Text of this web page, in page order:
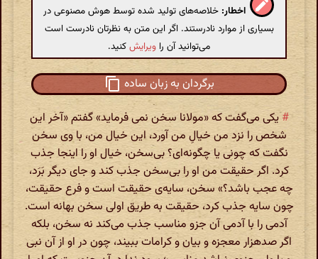
اخطار: خلاصه‌های تولید شده توسط هوش مصنوعی در
بسیاری از موارد نادرستند. اگر این متن به نظرتان نادرست است
می‌توانید آن را ویرایشکنید.
برگردان به زبان ساده
#یکی می‌گفت که «مولانا سخن نمی فرماید» گفتم «آخر این
شخص را نزد من خیالِ من آورد، این خیال من، با وی سخن
نگفت که چونی یا چگونه‌ای؟ بی‌سخن، خیال او را اینجا جذب
کرد. اگر حقیقت من او را بی‌سخن جذب کند و جای دیگر بَرَد،
چه عجب باشد؟» سخن، سایه‌ی حقیقت است و فرع حقیقت،
چون سایه جذب کرد، حقیقت به طریق اولی سخن بهانه است.
آدمی را با آدمی آن جزو مناسب جذب می‌کند نه سخن، بلکه
اگر صدهزار معجزه و بیان و کرامات ببیند، چون در او از آن نبی